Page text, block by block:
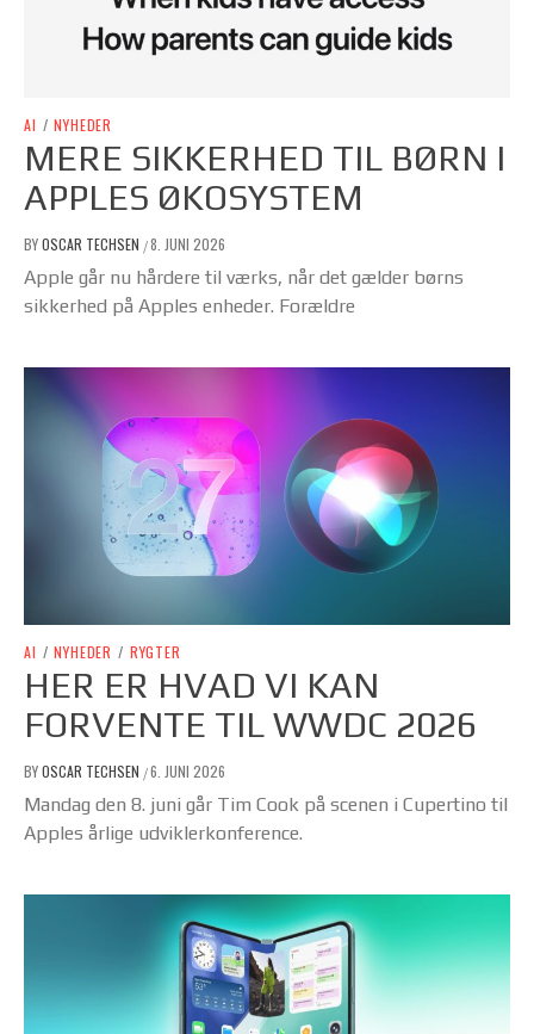
AI / NYHEDER
MERE SIKKERHED TIL BØRN I
APPLES ØKOSYSTEM
BYOSCAR TECHSEN /8. JUNI 2026
Apple går nu hårdere til værks, når det gælder børns
sikkerhed på Apples enheder. Forældre
AI / NYHEDER / RYGTER
HER ER HVAD VI KAN
FORVENTE TIL WWDC 2026
BYOSCAR TECHSEN /6. JUNI 2026
Mandag den 8. juni går Tim Cook på scenen i Cupertino til
Apples årlige udviklerkonference.